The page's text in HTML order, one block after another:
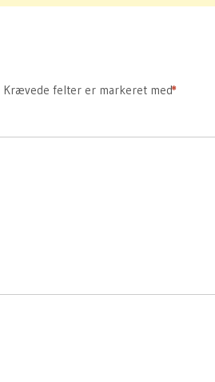
Krævede felter er markeret med
*